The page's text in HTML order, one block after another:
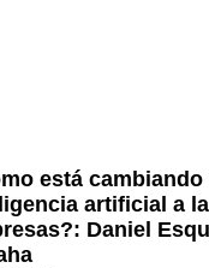
está cambiando
artificial a
Daniel